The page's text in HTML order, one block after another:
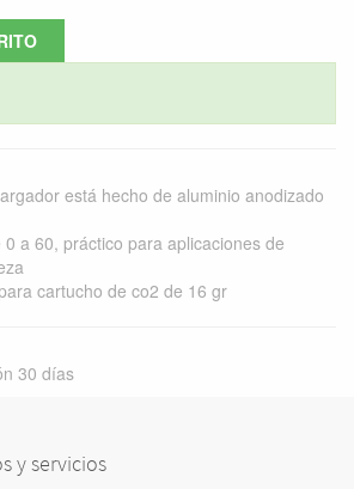
está hecho de aluminio anodizado
a 60, práctico para aplicaciones de
cartucho de co2 de 16 gr
30 días
y servicios